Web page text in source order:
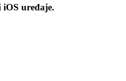
uređaje.